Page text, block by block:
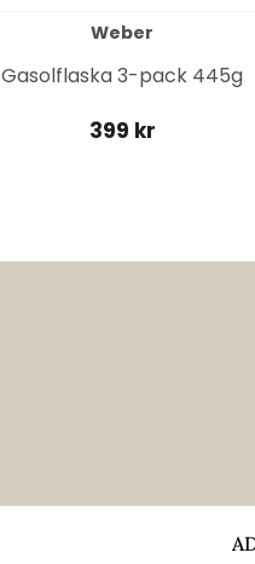
Weber
Gasolflaska 3-pack 445g
399 kr